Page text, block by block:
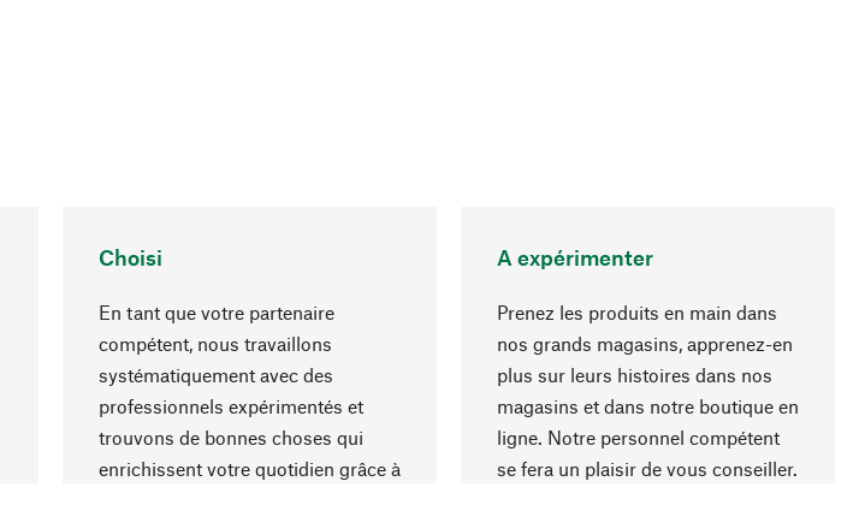
Choisi
En tant que votre partenaire
compétent, nous travaillons
systématiquement avec des
professionnels expérimentés et
trouvons de bonnes choses qui
enrichissent votre quotidien grâce à
A expérimenter
Prenez les produits en main dans
nos grands magasins, apprenez-en
plus sur leurs histoires dans nos
magasins et dans notre boutique en
ligne. Notre personnel compétent
se fera un plaisir de vous conseiller.